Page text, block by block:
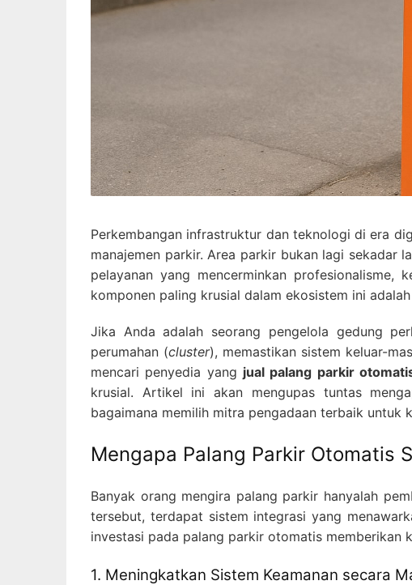
Perkembangan infrastruktur dan teknologi di era
manajemen parkir. Area parkir bukan lagi sekadar
pelayanan yang mencerminkan profesionalisme,
komponen paling krusial dalam ekosistem ini adalah
Jika Anda adalah seorang pengelola gedung
perumahan (cluster), memastikan sistem keluar-
mencari penyedia yang jual palang parkir
krusial. Artikel ini akan mengupas tuntas
bagaimana memilih mitra pengadaan terbaik untuk
Mengapa Palang Parkir Otomatis
Banyak orang mengira palang parkir hanyalah
tersebut, terdapat sistem integrasi yang
investasi pada palang parkir otomatis memberikan
1. Meningkatkan Sistem Keamanan secara